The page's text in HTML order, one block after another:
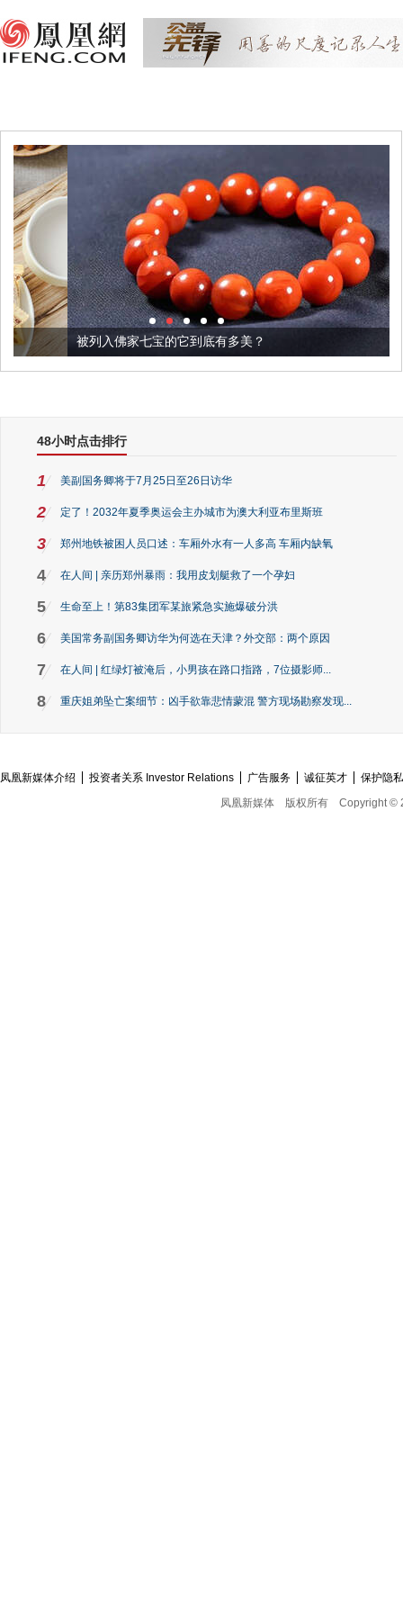
被列入佛家七宝的它到底有多美？
48小时点击排行
1 美副国务卿将于7月25日至26日访华
2 定了！2032年夏季奥运会主办城市为澳大利亚布里斯班
3 郑州地铁被困人员口述：车厢外水有一人多高 车厢内缺氧
4 在人间 | 亲历郑州暴雨：我用皮划艇救了一个孕妇
5 生命至上！第83集团军某旅紧急实施爆破分洪
6 美国常务副国务卿访华为何选在天津？外交部：两个原因
7 在人间 | 红绿灯被淹后，小男孩在路口指路，7位摄影师...
8 重庆姐弟坠亡案细节：凶手欲靠悲情蒙混 警方现场勘察发现...
凤凰新媒体介绍 投资者关系 Investor Relations 广告服务 诚征英才
保护隐
凤凰新媒体
版权所有 Copyright ©